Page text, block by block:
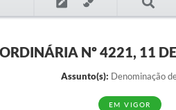
Nº 4221, 11
Assunto(s): Denominação
EM VIGOR